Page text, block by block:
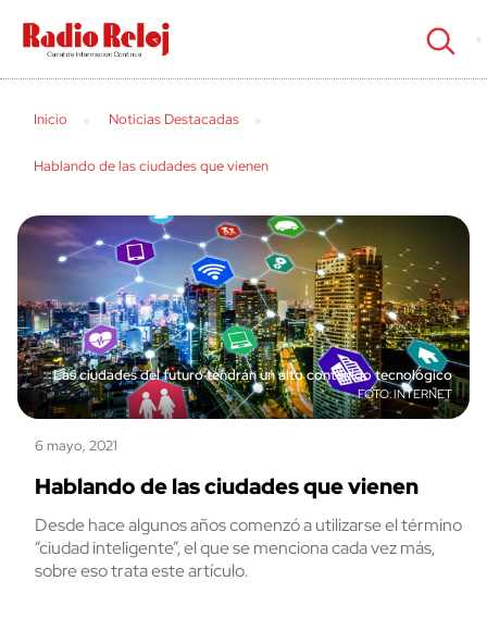
cerrar
Inicio Noticias Destacadas
Hablando de las ciudades que vienen
Las ciudades del futuro tendrán un alto contenido tecnológico
INTERNET
6 mayo, 2021
Hablando de las ciudades que vienen
Desde hace algunos años comenzó a utilizarse el término
“ciudad inteligente”, el que se menciona cada vez más,
sobre eso trata este artículo.